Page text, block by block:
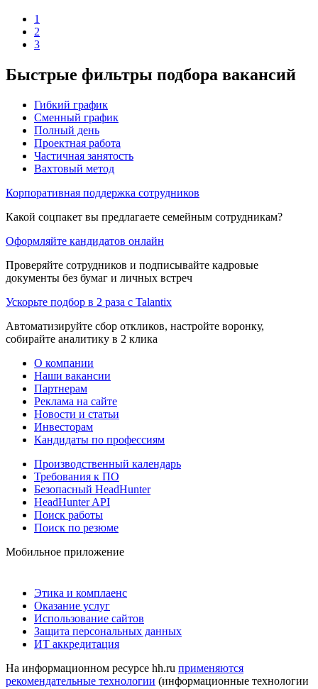
1
2
3
Быстрые фильтры подбора вакансий
Гибкий график
Сменный график
Полный день
Проектная работа
Частичная занятость
Вахтовый метод
Корпоративная поддержка сотрудников
Какой соцпакет вы предлагаете семейным сотрудникам?
Оформляйте кандидатов онлайн
Проверяйте сотрудников и подписывайте кадровые
документы без бумаг и личных встреч
Ускорьте подбор в 2 раза с Talantix
Автоматизируйте сбор откликов, настройте воронку,
собирайте аналитику в 2 клика
О компании
Наши вакансии
Партнерам
Реклама на сайте
Новости и статьи
Инвесторам
Кандидаты по профессиям
Производственный календарь
Требования к ПО
Безопасный HeadHunter
HeadHunter API
Поиск работы
Поиск по резюме
Мобильное приложение
Этика и комплаенс
Оказание услуг
Использование сайтов
Защита персональных данных
ИТ аккредитация
На информационном ресурсе hh.ru применяются
рекомендательные технологии (информационные технологии